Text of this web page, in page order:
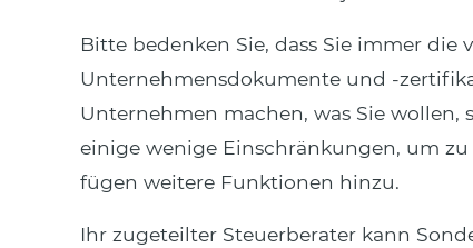
Bitte bedenken Sie, dass Sie immer
Unternehmensdokumente und -
Unternehmen machen, was Sie
einige wenige Einschränkungen, um
fügen weitere Funktionen hinzu.
Ihr zugeteilter Steuerberater kann